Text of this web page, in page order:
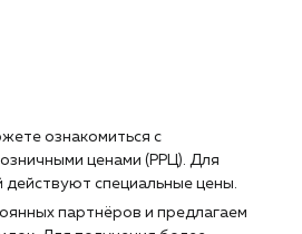
ознакомиться с
ценами (РРЦ). Для
действуют специальные цены.
партнёров и предлагаем